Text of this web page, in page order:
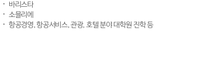
바리스타
소믈리에
항공경영, 항공서비스, 관광, 호텔 분야 대학원 진학 등